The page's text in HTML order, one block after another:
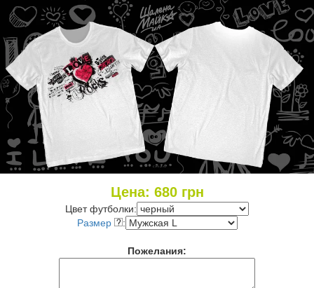
Цена: 680грн
Цвет футболки:
Размер
:
Пожелания: